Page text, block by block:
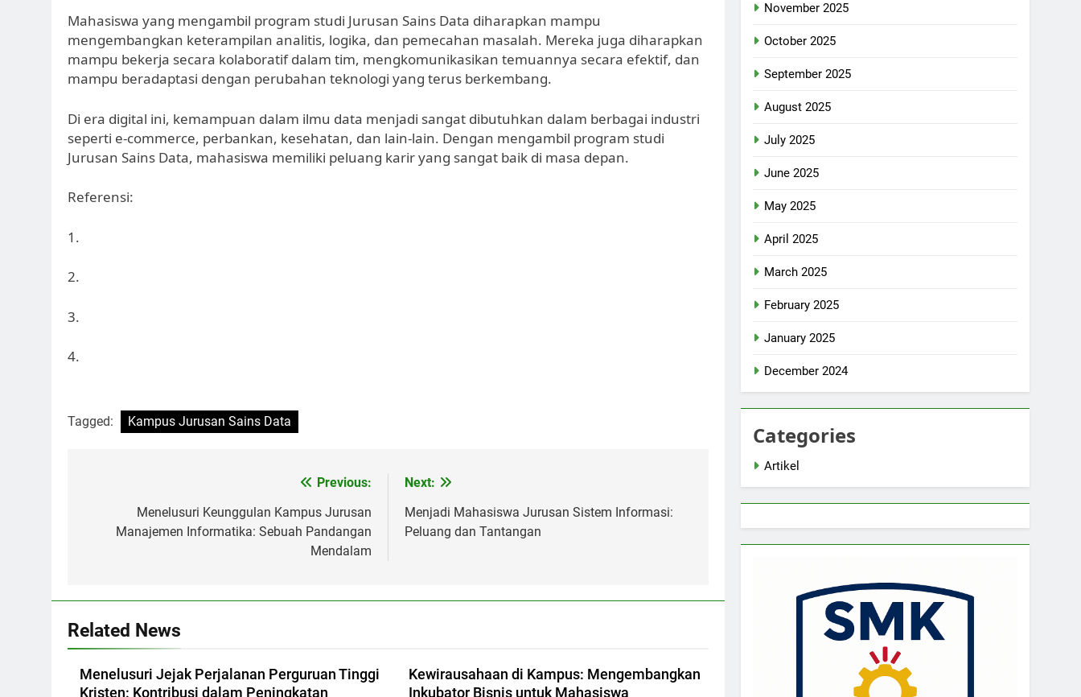
Mahasiswa yang mengambil program studi Jurusan Sains Data diharapkan mampu
mengembangkan keterampilan analitis, logika, dan pemecahan masalah. Mereka juga diharapkan
mampu bekerja secara kolaboratif dalam tim, mengkomunikasikan temuannya secara efektif, dan
mampu beradaptasi dengan perubahan teknologi yang terus berkembang.
Di era digital ini, kemampuan dalam ilmu data menjadi sangat dibutuhkan dalam berbagai industri
seperti e-commerce, perbankan, kesehatan, dan lain-lain. Dengan mengambil program studi
Jurusan Sains Data, mahasiswa memiliki peluang karir yang sangat baik di masa depan.
Referensi:
1.
2.
3.
4.
Tagged: Kampus Jurusan Sains Data
navigation
Previous:
Menelusuri Keunggulan Kampus Jurusan
Manajemen Informatika: Sebuah Pandangan
Mendalam
Next:
Menjadi Mahasiswa Jurusan Sistem Informasi:
Peluang dan Tantangan
Related News
Menelusuri Jejak Perjalanan Perguruan Tinggi
Kristen: Kontribusi dalam Peningkatan
Kewirausahaan di Kampus: Mengembangkan
Inkubator Bisnis untuk Mahasiswa
November 2025
October 2025
September 2025
August 2025
July 2025
June 2025
May 2025
April 2025
March 2025
February 2025
January 2025
December 2024
Categories
Artikel